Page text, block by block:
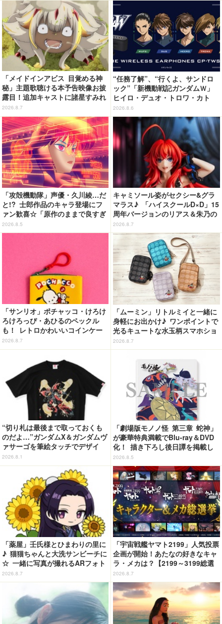
「メイドインアビス 目覚める神
秘」主題歌聴ける本予告映像お披
露目！追加キャストに諸星すみれ
&星野貴紀
2026.8.7
“任務了解”、“行くよ、サンドロ
ック”「新機動戦記ガンダムＷ」
ヒイロ・デュオ・トロワ・カト
ル・五飛の声がする…！ 新規録
り下ろしボイス搭載のワイヤレス
イヤホンが登場
2026.8.6
「攻殻機動隊」声優・久川綾…だ
と!? 士郎作品のキャラ登場にフ
ァン歓喜☆「原作のままで良すぎ
るな」「脳の処理が追いつかない
よお」…第5話【ネタバレあり反
2026.8.5
キャミソール姿がセクシー&グラ
マラス♪ 「ハイスクールD×D」15
周年バージョンのリアス＆朱乃の
フィギュアがリニューアルパッケ
ージで登場！
2026.8.7
「サンリオ」ポチャッコ・けろけ
ろけろっぴ・あひるのペックル
も！ レトロかわいいコインケー
ス第2弾がカプセルトイに登場♪
2026.8.7
「ムーミン」リトルミイと一緒に
身軽にお出かけ♪ ワンポイントで
光るキュートな水玉柄スマホショ
ルダーが新登場！
2026.8.7
“切り札は最後まで取っておくも
のだよ…”ガンダムX＆ガンダムヴ
ァサーゴを筆絵タッチでデザイ
ン！「ガンダムX」Tシャツ発売
2026.8.1
「劇場版モノノ怪 第三章 蛇神」
が豪華特典満載でBlu-ray＆DVD
化！ 描き下ろし後日譚を掲載し
たブックレットなど
2026.8.5
「薬屋」壬氏様とひまわりの里に
♪ 猫猫ちゃんと大洗サンビーチに
☆ 一緒に写真が撮れるARフォト
スポット企画「猫猫・壬氏と夏巡
り」開催【茨城県】
2026.8.7
「宇宙戦艦ヤマト2199」人気投票
企画が開始！あたなの好きなキャ
ラ・メカは？【2199～3199総選
挙】
2026.8.7